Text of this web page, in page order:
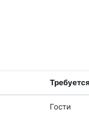
Гости